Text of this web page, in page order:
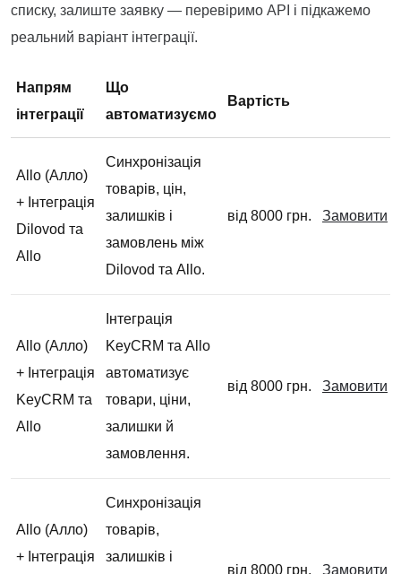
списку, залиште заявку — перевіримо API і підкажемо
реальний варіант інтеграції.
Напрям
інтеграції
Що
автоматизуємо
Вартість
Allo (Алло)
+ Інтеграція
Dilovod та
Allo
Синхронізація
товарів, цін,
залишків і
замовлень між
Dilovod та Allo.
від 8000 грн. Замовити
Allo (Алло)
+ Інтеграція
KeyCRM та
Allo
Інтеграція
KeyCRM та Allo
автоматизує
товари, ціни,
залишки й
замовлення.
від 8000 грн. Замовити
Allo (Алло)
+ Інтеграція
Синхронізація
товарів,
залишків і
від 8000 грн.
Замовити